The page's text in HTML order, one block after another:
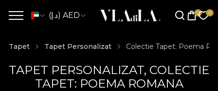
(د.إ) AED
Tapet Tapet Personalizat Colectie Tapet: Poema
TAPET PERSONALIZAT, COLECTIE
TAPET: POEMA ROMANA